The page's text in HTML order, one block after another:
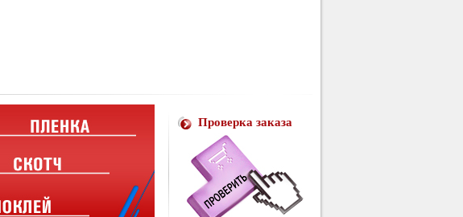
Проверка заказа